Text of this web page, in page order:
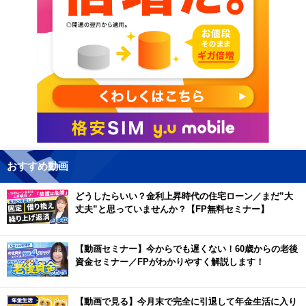
おすすめ動画
どうしたらいい？金利上昇時代の住宅ローン／まだ”大
丈夫”と思っていませんか？【FP無料セミナー】
【動画セミナー】今からでも遅くない！60歳からの老後
資金セミナー／FPがわかりやすく解説します！
【動画で見る】今月末で完全に引退して年金生活に入り